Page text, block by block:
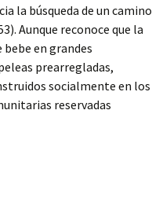
la búsqueda de un camino
Aunque reconoce que la
bebe en grandes
prearregladas,
socialmente en los
reservadas